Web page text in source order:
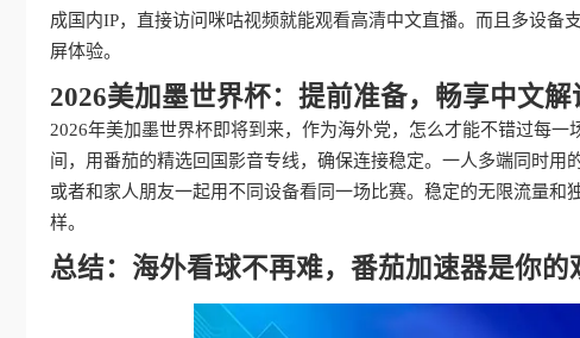
成国内IP，直接访问咪咕视频就能观看高清中文直播。而且多设
屏体验。
2026美加墨世界杯：提前准备，畅享中文解
2026年美加墨世界杯即将到来，作为海外党，怎么才能不错过每一
间，用番茄的精选回国影音专线，确保连接稳定。一人多端同时用
或者和家人朋友一起用不同设备看同一场比赛。稳定的无限流量
样。
总结：海外看球不再难，番茄加速器是你的